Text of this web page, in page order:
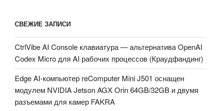
СВЕЖИЕ ЗАПИСИ
CtrlVibe AI Console клавиатура — альтернатива OpenAI
Codex Micro для AI рабочих процессов (Краудфандинг)
Edge AI-компьютер reComputer Mini J501 оснащен
модулем NVIDIA Jetson AGX Orin 64GB/32GB и двумя
разъемами для камер FAKRA